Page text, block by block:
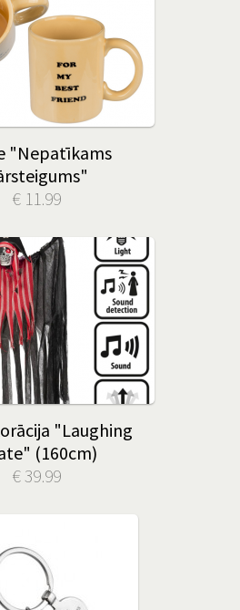
"Nepatīkams
€ 11.99
"Laughing
(160cm)
€ 39.99